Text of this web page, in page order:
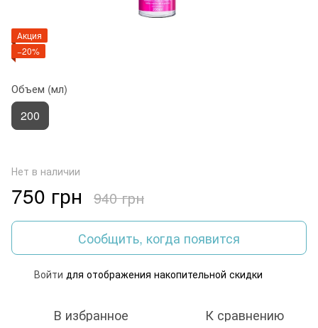
Акция
−20%
Объем (мл)
200
Нет в наличии
750 грн 940 грн
Сообщить, когда появится
Войти для отображения накопительной скидки
В избранное К сравнению